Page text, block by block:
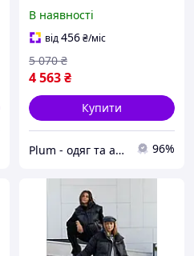
В наявності
від456₴/міс
4 563₴
5 070 ₴
Купити
Plum - одяг та аксесуари 96%